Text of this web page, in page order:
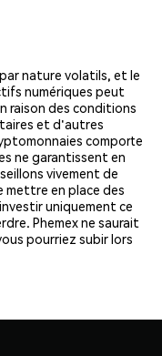
nature volatils, et le
numériques peut
raison des conditions
et d'autres
comporte
ne garantissent en
vivement de
mettre en place des
uniquement ce
Phemex ne saurait
pourriez subir lors